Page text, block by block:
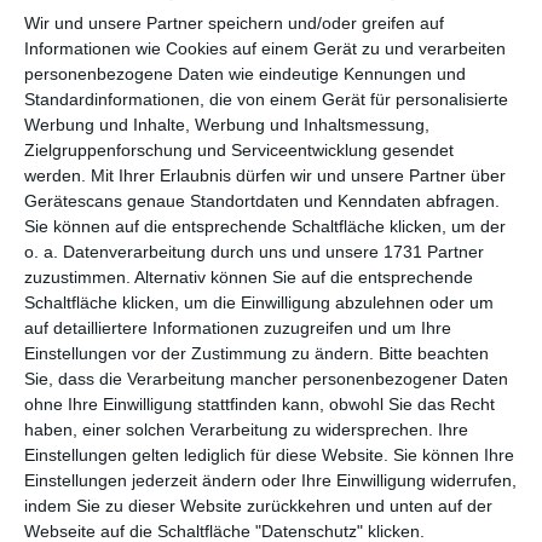
Wir und unsere Partner speichern und/oder greifen auf
Informationen wie Cookies auf einem Gerät zu und verarbeiten
personenbezogene Daten wie eindeutige Kennungen und
Standardinformationen, die von einem Gerät für personalisierte
Werbung und Inhalte, Werbung und Inhaltsmessung,
Zielgruppenforschung und Serviceentwicklung gesendet
werden. Mit Ihrer Erlaubnis dürfen wir und unsere Partner über
Gerätescans genaue Standortdaten und Kenndaten abfragen.
Sie können auf die entsprechende Schaltfläche klicken, um der
o. a. Datenverarbeitung durch uns und unsere 1731 Partner
zuzustimmen. Alternativ können Sie auf die entsprechende
Schaltfläche klicken, um die Einwilligung abzulehnen oder um
auf detailliertere Informationen zuzugreifen und um Ihre
Einstellungen vor der Zustimmung zu ändern. Bitte beachten
Sie, dass die Verarbeitung mancher personenbezogener Daten
ohne Ihre Einwilligung stattfinden kann, obwohl Sie das Recht
haben, einer solchen Verarbeitung zu widersprechen. Ihre
Einstellungen gelten lediglich für diese Website. Sie können Ihre
Einstellungen jederzeit ändern oder Ihre Einwilligung widerrufen,
indem Sie zu dieser Website zurückkehren und unten auf der
Webseite auf die Schaltfläche "Datenschutz" klicken.
per E-Mail(kostenlos)
TEILEN
Facebook, Twitter, WhatsApp, ...
WEITERE KARTEN IN DIESEN
KATEGORIEN ANSEHEN
Religiöse Feste und Feiertage
Christliche Religion und Feiertage
zu Ostern, Ostergrüße